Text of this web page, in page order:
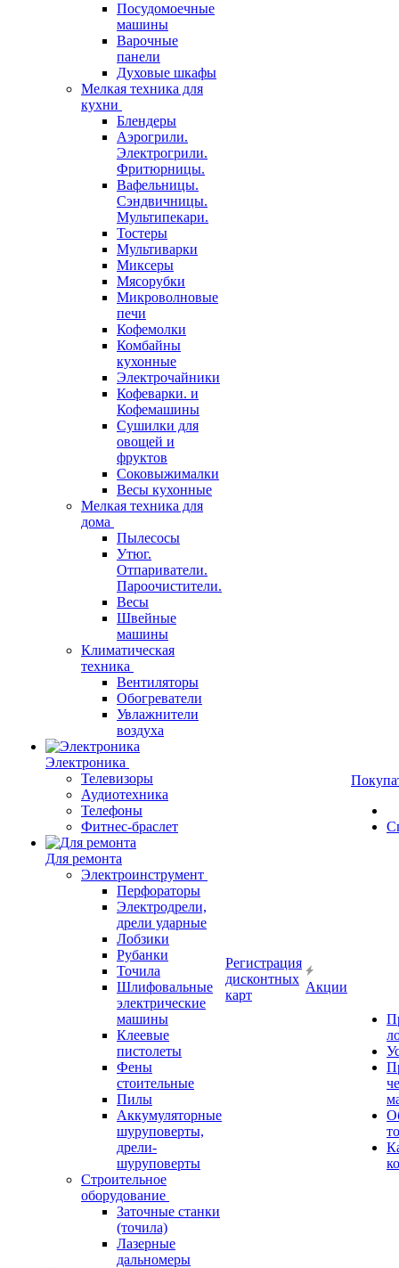
Посудомоечные
машины
Варочные
панели
Духовые шкафы
Мелкая техника для
кухни
Блендеры
Аэрогрили.
Электрогрили.
Фритюрницы.
Вафельницы.
Сэндвичницы.
Мультипекари.
Тостеры
Мультиварки
Миксеры
Мясорубки
Микроволновые
печи
Кофемолки
Комбайны
кухонные
Электрочайники
Кофеварки. и
Кофемашины
Сушилки для
овощей и
фруктов
Соковыжималки
Весы кухонные
Мелкая техника для
дома
Пылесосы
Утюг.
Отпариватели.
Пароочистители.
Весы
Швейные
машины
Климатическая
техника
Вентиляторы
Обогреватели
Увлажнители
воздуха
Электроника
Телевизоры
Аудиотехника
Телефоны
Фитнес-браслет
Для ремонта
Электроинструмент
Перфораторы
Электродрели,
дрели ударные
Лобзики
Рубанки
Точила
Шлифовальные
электрические
машины
Клеевые
пистолеты
Фены
стоительные
Пилы
Аккумуляторные
шуруповерты,
дрели-
шуруповерты
Строительное
оборудование
Заточные станки
(точила)
Лазерные
дальномеры
Регистрация
дисконтных
карт
Акции